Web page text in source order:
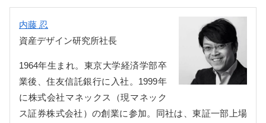
内藤 忍
資産デザイン研究所社長
1964年生まれ。東京大学経済学部卒
業後、住友信託銀行に入社。1999年
に株式会社マネックス（現マネック
ス証券株式会社）の創業に参加。同社は、東証一部上場